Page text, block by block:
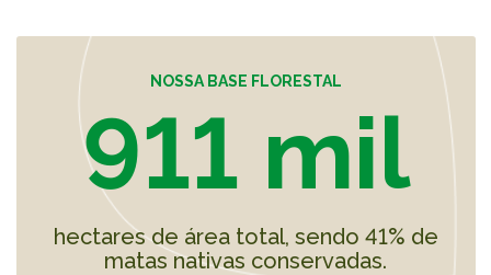
NOSSA BASE FLORESTAL
911 mil
hectares de área total, sendo 41% de
matas nativas conservadas.